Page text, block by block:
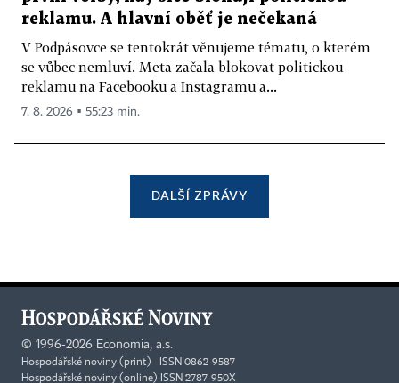
reklamu. A hlavní oběť je nečekaná
V Podpásovce se tentokrát věnujeme tématu, o kterém
se vůbec nemluví. Meta začala blokovat politickou
reklamu na Facebooku a Instagramu a...
7. 8. 2026 ▪ 55:23 min.
DALŠÍ ZPRÁVY
© 1996-2026 Economia, a.s.
Hospodářské noviny (print) ISSN 0862-9587
Hospodářské noviny (online) ISSN 2787-950X